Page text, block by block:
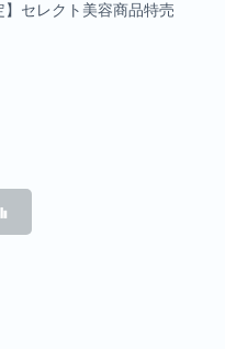
】セレクト美容商品特売